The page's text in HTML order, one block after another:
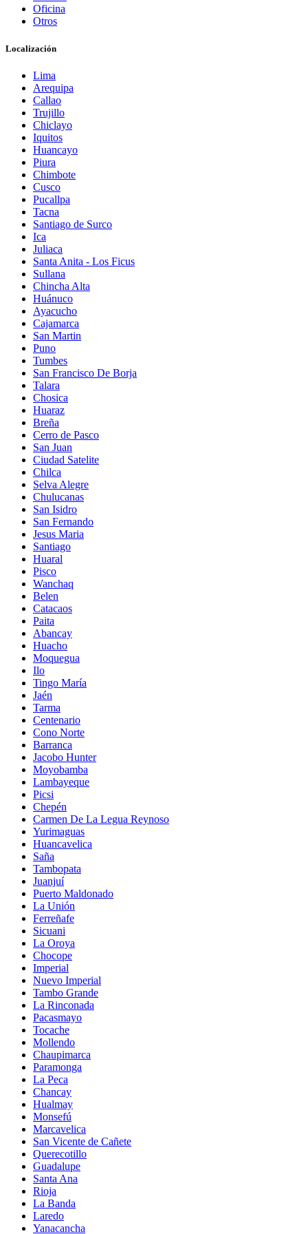
Oficina
Otros
Localización
Lima
Arequipa
Callao
Trujillo
Chiclayo
Iquitos
Huancayo
Piura
Chimbote
Cusco
Pucallpa
Tacna
Santiago de Surco
Ica
Juliaca
Santa Anita - Los Ficus
Sullana
Chincha Alta
Huánuco
Ayacucho
Cajamarca
San Martin
Puno
Tumbes
San Francisco De Borja
Talara
Chosica
Huaraz
Breña
Cerro de Pasco
San Juan
Ciudad Satelite
Chilca
Selva Alegre
Chulucanas
San Isidro
San Fernando
Jesus Maria
Santiago
Huaral
Pisco
Wanchaq
Belen
Catacaos
Paita
Abancay
Huacho
Moquegua
Ilo
Tingo María
Jaén
Tarma
Centenario
Cono Norte
Barranca
Jacobo Hunter
Moyobamba
Lambayeque
Picsi
Chepén
Carmen De La Legua Reynoso
Yurimaguas
Huancavelica
Saña
Tambopata
Juanjuí
Puerto Maldonado
La Unión
Ferreñafe
Sicuani
La Oroya
Chocope
Imperial
Nuevo Imperial
Tambo Grande
La Rinconada
Pacasmayo
Tocache
Mollendo
Chaupimarca
Paramonga
La Peca
Chancay
Hualmay
Monsefú
Marcavelica
San Vicente de Cañete
Querecotillo
Guadalupe
Santa Ana
Rioja
La Banda
Laredo
Yanacancha